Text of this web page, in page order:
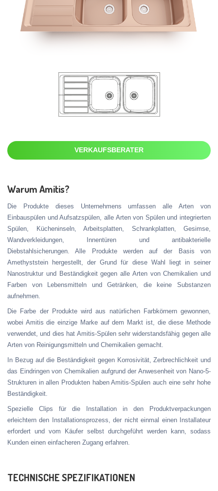
VERKAUFSBERATER
Warum Amitis?
Die Produkte dieses Unternehmens umfassen alle Arten von
Einbauspülen und Aufsatzspülen, alle Arten von Spülen und integrierten
Spülen, Kücheninseln, Arbeitsplatten, Schrankplatten, Gesimse,
Wandverkleidungen, Innentüren und antibakterielle
Diebstahlsicherungen. Alle Produkte werden auf der Basis von
Amethyststein hergestellt, der Grund für diese Wahl liegt in seiner
Nanostruktur und Beständigkeit gegen alle Arten von Chemikalien und
Farben von Lebensmitteln und Getränken, die keine Substanzen
aufnehmen.
Die Farbe der Produkte wird aus natürlichen Farbkörnern gewonnen,
wobei Amitis die einzige Marke auf dem Markt ist, die diese Methode
verwendet, und dies hat Amitis-Spülen sehr widerstandsfähig gegen alle
Arten von Reinigungsmitteln und Chemikalien gemacht.
In Bezug auf die Beständigkeit gegen Korrosivität, Zerbrechlichkeit und
das Eindringen von Chemikalien aufgrund der Anwesenheit von Nano-5-
Strukturen in allen Produkten haben Amitis-Spülen auch eine sehr hohe
Beständigkeit.
Spezielle Clips für die Installation in den Produktverpackungen
erleichtern den Installationsprozess, der nicht einmal einen Installateur
erfordert und vom Käufer selbst durchgeführt werden kann, sodass
Kunden einen einfacheren Zugang erfahren.
TECHNISCHE SPEZIFIKATIONEN